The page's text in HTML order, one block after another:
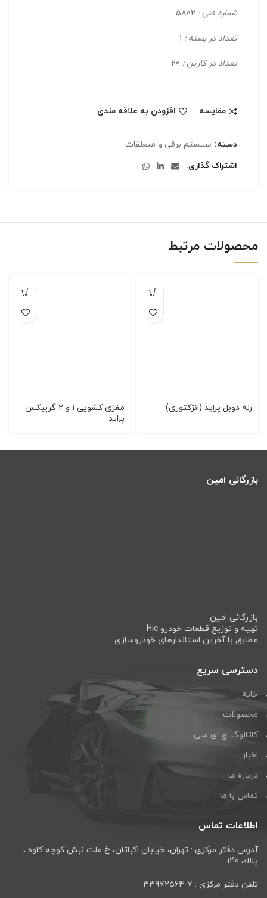
شماره فنی :
تعداد در بسته :
تعداد در کارتن :
مقایسه افزودن به علاقه مندی
دسته: سیستم برقی و متعلقات
اشتراک گذاری
محصولات مرتبط
رله دوبل پراید (انژکتوری)
مغزی کشویی 1 و 2 گریبکس
پراید
بازرگانی امین
بازرگانی امین
تهیه و توزیع قطعات خودرو Hic
مطابق با آخرین استاندارهای خودروسازی
دسترسی سریع
خانه
محصولات
کاتالوگ اچ ای سی
اخبار
درباره ما
تماس با ما
اطلاعات تماس
آدرس دفتر مرکزی : تهران، خيابان اكباتان، خ ملت نبش كوچه كاوه ،
پلاك 140
تلفن دفتر مرکزی : 7-33972564